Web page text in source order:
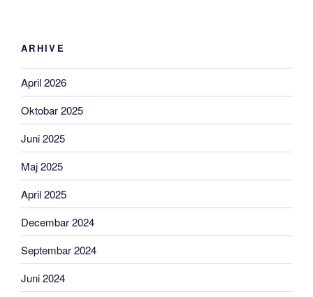
ARHIVE
April 2026
Oktobar 2025
Juni 2025
Maj 2025
April 2025
Decembar 2024
Septembar 2024
Juni 2024